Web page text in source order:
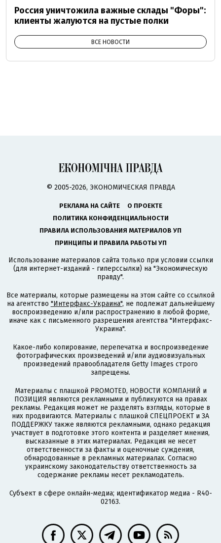
Россия уничтожила важные склады "Форы":
клиенты жалуются на пустые полки
ВСЕ НОВОСТИ
© 2005-2026, ЭКОНОМИЧЕСКАЯ ПРАВДА
РЕКЛАМА НА САЙТЕ
О ПРОЕКТЕ
ПОЛИТИКА КОНФИДЕНЦИАЛЬНОСТИ
ПРАВИЛА ИСПОЛЬЗОВАНИЯ МАТЕРИАЛОВ УП
ПРИНЦИПЫ И ПРАВИЛА РАБОТЫ УП
Использование материалов сайта только при условии ссылки
(для интернет-изданий - гиперссылки) на "Экономическую
правду".
Все материалы, которые размещены на этом сайте со ссылкой
на агентство "Интерфакс-Украина", не подлежат дальнейшему
воспроизведению и/или распространению в любой форме,
иначе как с письменного разрешения агентства "Интерфакс-
Украина".
Какое-либо копирование, перепечатка и воспроизведение
фотографических произведений и/или аудиовизуальных
произведений правообладателя Getty Images строго
запрещены.
Материалы с плашкой PROMOTED, НОВОСТИ КОМПАНИЙ и
ПОЗИЦИЯ являются рекламными и публикуются на правах
рекламы. Редакция может не разделять взгляды, которые в
них продвигаются. Материалы с плашкой СПЕЦПРОЕКТ и ЗА
ПОДДЕРЖКУ также являются рекламными, однако редакция
участвует в подготовке этого контента и разделяет мнения,
высказанные в этих материалах. Редакция не несет
ответственности за факты и оценочные суждения,
обнародованные в рекламных материалах. Согласно
украинскому законодательству ответственность за
содержание рекламы несет рекламодатель.
Субъект в сфере онлайн-медиа; идентификатор медиа - R40-
02163.